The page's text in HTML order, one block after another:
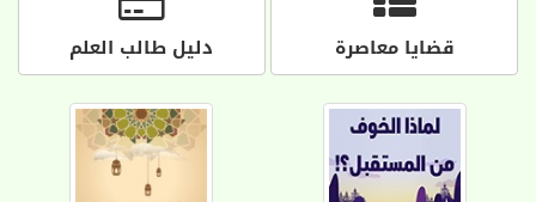
قضايا معاصرة دليل طالب العلم